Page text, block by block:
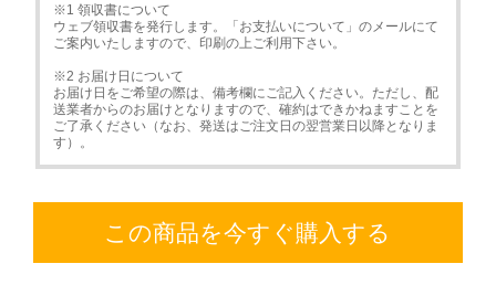
※1 領収書について
ウェブ領収書を発行します。「お支払いについて」のメールにて
ご案内いたしますので、印刷の上ご利用下さい。
※2 お届け日について
お届け日をご希望の際は、備考欄にご記入ください。ただし、配
送業者からのお届けとなりますので、確約はできかねますことを
ご了承ください（なお、発送はご注文日の翌営業日以降となりま
す）。
この商品を今すぐ購入する